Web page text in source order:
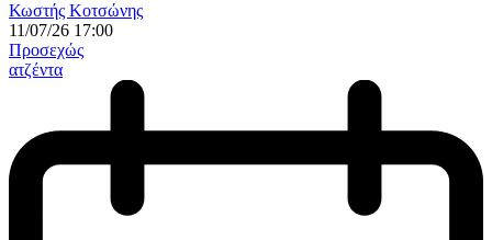
Κωστής Κοτσώνης
11/07/26 17:00
Προσεχώς
ατζέντα